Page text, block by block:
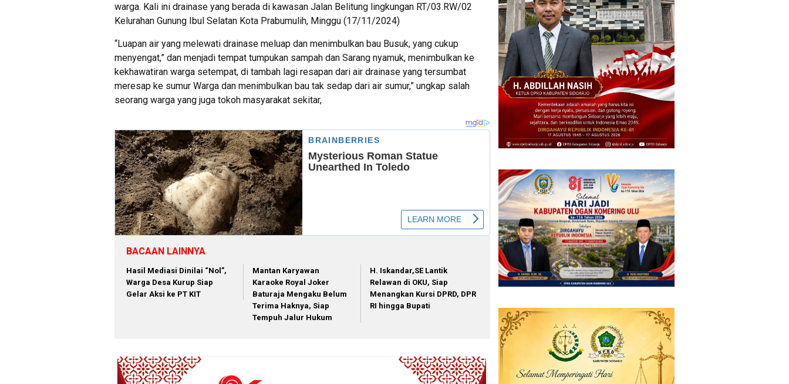
warga. Kali ini drainase yang berada di kawasan Jalan Belitung lingkungan RT/03.RW/02
Kelurahan Gunung Ibul Selatan Kota Prabumulih, Minggu (17/11/2024)
“Luapan air yang melewati drainase meluap dan menimbulkan bau Busuk, yang cukup
menyengat,” dan menjadi tempat tumpukan sampah dan Sarang nyamuk, menimbulkan ke
kekhawatiran warga setempat, di tambah lagi resapan dari air drainase yang tersumbat
meresap ke sumur Warga dan menimbulkan bau tak sedap dari air sumur,” ungkap salah
seorang warga yang juga tokoh masyarakat sekitar,
BACAAN LAINNYA
Hasil Mediasi Dinilai “Nol”,
Warga Desa Kurup Siap
Gelar Aksi ke PT KIT
Mantan Karyawan
Karaoke Royal Joker
Baturaja Mengaku Belum
Terima Haknya, Siap
Tempuh Jalur Hukum
H. Iskandar,SE Lantik
Relawan di OKU, Siap
Menangkan Kursi DPRD, DPR
RI hingga Bupati